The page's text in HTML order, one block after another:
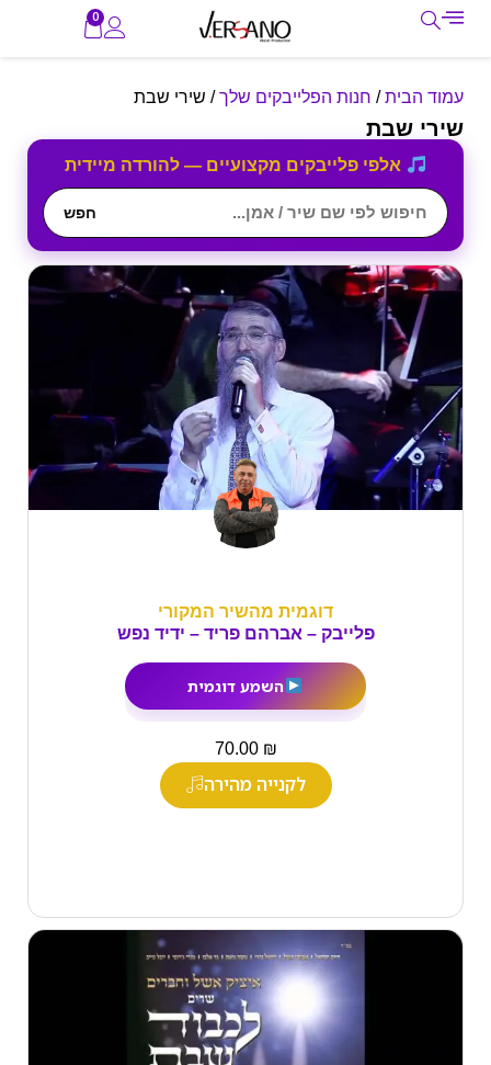
0
עמוד הבית/ חנות הפלייבקים שלך/ שירי שבת
שירי שבת
אלפי פלייבקים מקצועיים — להורדה מיידית
חפש
דוגמית מהשיר המקורי
פלייבק – אברהם פריד – ידיד נפש
השמע דוגמית
70.00 ₪
לקנייה מהירה